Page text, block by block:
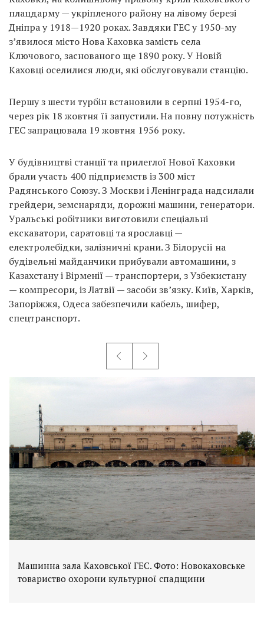
плацдарму — укріпленого району на лівому березі
Дніпра у 1918—1920 роках. Завдяки ГЕС у 1950-му
з’явилося місто Нова Каховка замість села
Ключового, заснованого ще 1890 року. У Новій
Каховці оселилися люди, які обслуговували станцію.
Першу з шести турбін встановили в серпні 1954-го,
через рік 18 жовтня її запустили. На повну потужність
ГЕС запрацювала 19 жовтня 1956 року.
У будівництві станції та прилеглої Нової Каховки
брали участь 400 підприємств із 300 міст
Радянського Союзу. З Москви і Ленінграда надсилали
грейдери, земснаряди, дорожні машини, генератори.
Уральські робітники виготовили спеціальні
екскаватори, саратовці та ярославці —
електролебідки, залізничні крани. З Білорусії на
будівельні майданчики прибували автомашини, з
Казахстану і Вірменії — транспортери, з Узбекистану
— компресори, із Латвії — засоби зв’язку. Київ, Харків,
Запоріжжя, Одеса забезпечили кабель, шифер,
спецтранспорт.
Машинна зала Каховської ГЕС. Фото: Новокаховське
товариство охорони культурної спадщини